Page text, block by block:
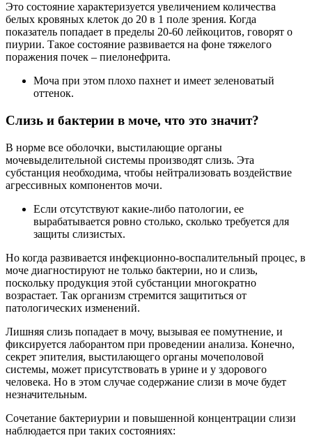
Это состояние характеризуется увеличением количества
белых кровяных клеток до 20 в 1 поле зрения. Когда
показатель попадает в пределы 20-60 лейкоцитов, говорят о
пиурии. Такое состояние развивается на фоне тяжелого
поражения почек – пиелонефрита.
Моча при этом плохо пахнет и имеет зеленоватый
оттенок.
Слизь и бактерии в моче, что это значит?
В норме все оболочки, выстилающие органы
мочевыделительной системы производят слизь. Эта
субстанция необходима, чтобы нейтрализовать воздействие
агрессивных компонентов мочи.
Если отсутствуют какие-либо патологии, ее
вырабатывается ровно столько, сколько требуется для
защиты слизистых.
Но когда развивается инфекционно-воспалительный процес, в
моче диагностируют не только бактерии, но и слизь,
поскольку продукция этой субстанции многократно
возрастает. Так организм стремится защититься от
патологических изменений.
Лишняя слизь попадает в мочу, вызывая ее помутнение, и
фиксируется лаборантом при проведении анализа. Конечно,
секрет эпителия, выстилающего органы мочеполовой
системы, может присутствовать в урине и у здорового
человека. Но в этом случае содержание слизи в моче будет
незначительным.
Сочетание бактериурии и повышенной концентрации слизи
наблюдается при таких состояниях: